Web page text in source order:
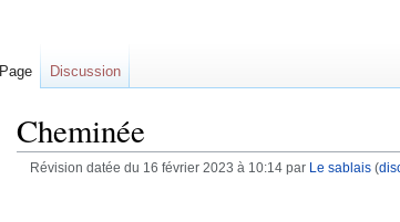
Cheminée
Révision datée du 16 février 2023 à 10:14 par Le sablais (
Page Discussion